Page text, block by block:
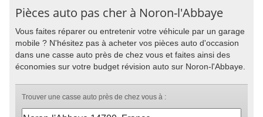
Pièces auto pas cher à Noron-l'Abbaye
Vous faites réparer ou entretenir votre véhicule par un garage
mobile ? N'hésitez pas à acheter vos pièces auto d'occasion
dans une casse auto près de chez vous et faites ainsi des
économies sur votre budget révision auto sur Noron-l'Abbaye.